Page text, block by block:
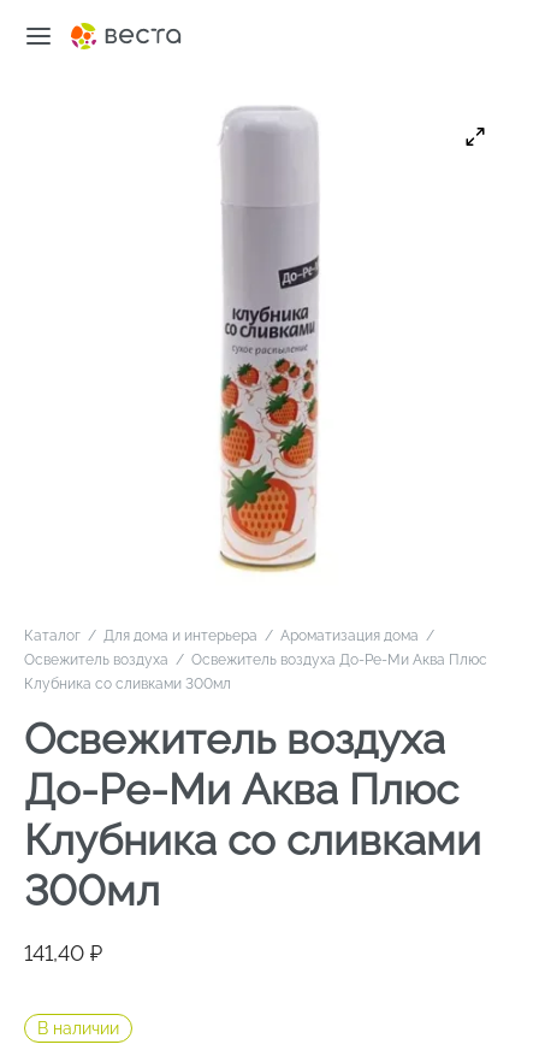
Каталог / Для дома и интерьера / Ароматизация дома /
Освежитель воздуха / Освежитель воздуха До-Ре-Ми Аква Плюс
Клубника со сливками 300мл
Освежитель воздуха
До-Ре-Ми Аква Плюс
Клубника со сливками
300мл
141,40 ₽
В наличии